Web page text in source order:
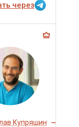
через
Купряшин